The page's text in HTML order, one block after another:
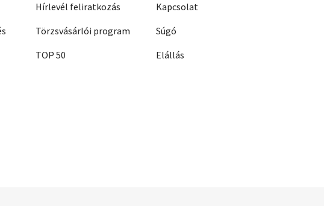
Hírlevél feliratkozás
Törzsvásárlói program
TOP 50
Kapcsolat
Súgó
Elállás